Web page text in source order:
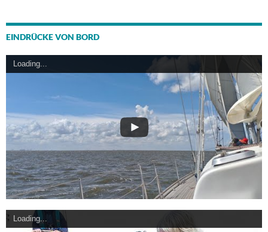
EINDRÜCKE VON BORD
Loading...
Loading...